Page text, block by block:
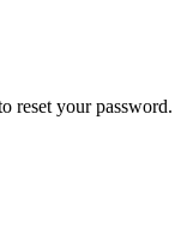
reset your password.